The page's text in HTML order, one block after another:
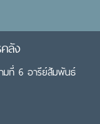
ลัง
มที่ 6 อารีย์สัมพันธ์